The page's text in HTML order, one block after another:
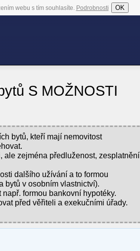
webu s tím souhlasíte. Podrobnosti OK
S MOŽNOSTI
bytů, kteří mají nemovitost
ale zejména předluženost, zesplatnění
dalšího užívání a to formou
bytů v osobním vlastnictví).
formou bankovní hypotéky.
před věřiteli a exekučními úřady.